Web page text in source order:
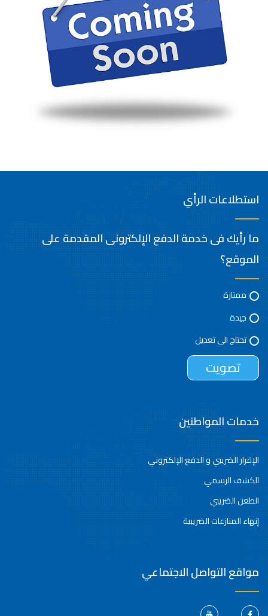
استطلاعات الرأي
ما رأيك فى خدمة الدفع الإلكترونى المقدمة على
الموقع؟
ممتازة
جيدة
تحتاج الى تعديل
خدمات المواطنين
الإقرار الضريبي و الدفع الإلكتروني
الكشف الرسمي
الطعن الضريبي
إنهاء المنازعات الضريبية
مواقع التواصل الاجتماعي